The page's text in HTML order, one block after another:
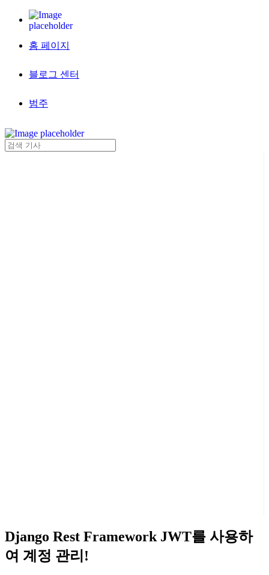
홈 페이지
블로그 센터
범주
Django Rest Framework JWT를 사용하
여 계정 관리!